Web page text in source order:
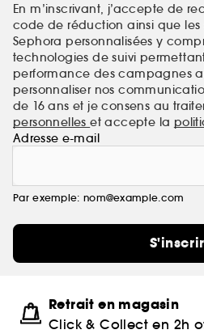
En m’inscrivant, j’accepte de
code de réduction ainsi que les
Sephora personnalisées y
technologies de suivi
performance des campagnes
personnaliser nos
de 16 ans et je consens au
personnelleset accepte la
Adresse e-mail
Par exemple: nom@example.com
Retrait en magasin
Click & Collect en 2h